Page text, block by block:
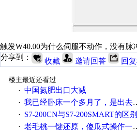
触发W40.00为什么伺服不动作，没有脉
分享到：
收藏 邀请回答 回
楼主最近还看过
· 中国氮肥出口大减
· 我已经卧床一个多月了，是出去安装机械手在高速遭遇车祸所致:大家工作都要特别注意啊
· S7-200CN与S7-200SMART的区别
· 老毛桃一键还原，傻瓜式操作一键轻松备份还原；程序为向导式安装，一键即可实现自动备份或还原系统。